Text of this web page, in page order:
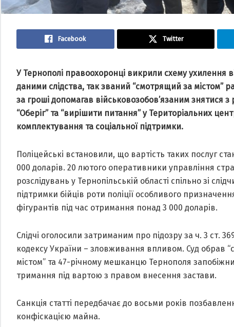
Facebook Twitter
У Тернополі правоохоронці викрили схему ухилення
даними слідства, так званий “смотрящий за містом”
за гроші допомагав військовозобов’язаним знятися з
“Оберіг” та “вирішити питання” у Територіальних
комплектування та соціальної підтримки.
Поліцейські встановили, що вартість таких послуг
000 доларів. 20 лютого оперативники управління
розслідувань у Тернопільській області спільно зі
підтримки бійців роти поліції особливого
фігурантів під час отримання понад 3 000 доларів.
Слідчі оголосили затриманим про підозру за ч. 3 ст.
кодексу України – зловживання впливом. Суд обрав
містом” та 47-річному мешканцю Тернополя
тримання під вартою з правом внесення застави.
Санкція статті передбачає до восьми років
конфіскацією майна.